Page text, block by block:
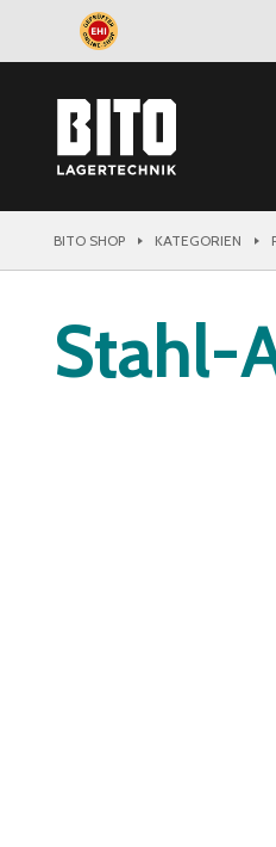
BITO SHOP KATEGORIEN
Stahl-